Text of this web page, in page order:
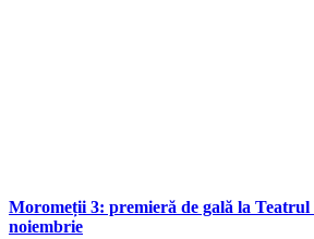
Moromeții 3: premieră de gală la
noiembrie